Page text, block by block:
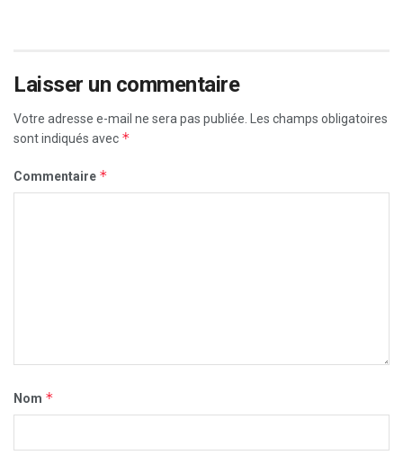
Laisser un commentaire
Votre adresse e-mail ne sera pas publiée.
Les champs obligatoires
sont indiqués avec *
Commentaire *
Nom *